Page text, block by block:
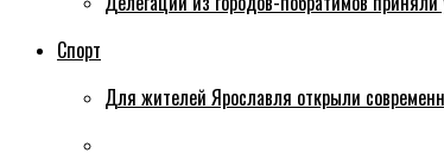
Спорт
Для жителей Ярославля открыли